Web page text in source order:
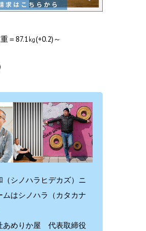
＝87.1㎏(+0.2)～
（シノハラヒデカズ）ニ
ムはシノハラ（カタカナ
あめりか屋 代表取締役